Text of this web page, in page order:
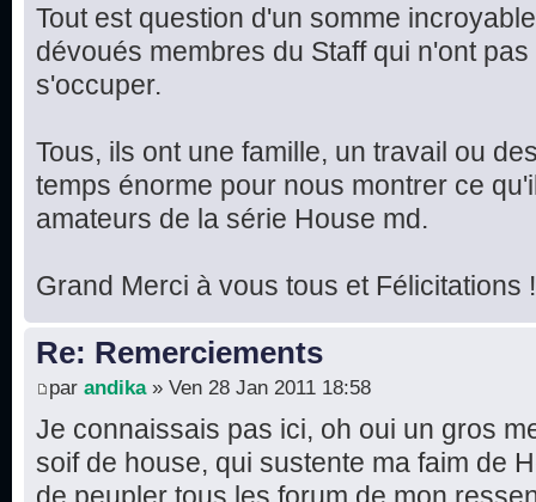
Tout est question d'un somme
dévoués membres du Staff qui n'ont
s'occuper.
Tous, ils ont une famille, un travail ou
temps énorme pour nous montrer ce
amateurs de la série House md.
Grand Merci à vous tous et Félicitations
Re: Remerciements
par andika» Ven 28 Jan 2011 18:58
Je connaissais pas ici, oh oui un gros
soif de house, qui sustente ma faim de